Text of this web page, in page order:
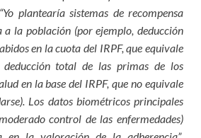
“Yo plantearía sistemas de recompensa
a la población (por ejemplo, deducción
en la cuota del IRPF, que equivale
total de las primas de los
en la base del IRPF, que no equivale
Los datos biométricos principales
control de las enfermedades)